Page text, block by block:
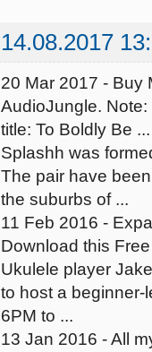
14.08.2017
20 Mar 2017 - Buy
AudioJungle.
title: To Boldly Be ...
Splashh was
The pair have
the suburbs of ...
11 Feb 2016 -
Download this
Ukulele player
to host a beginner-
6PM to ...
13 Jan 2016 - All